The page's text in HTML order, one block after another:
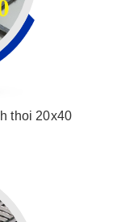
thoi 20x40